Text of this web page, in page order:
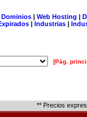
| Web Hosting |
| Industrias |
[Pág.
** Precios